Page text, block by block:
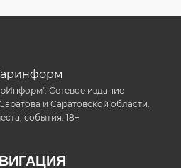
Сетевое издание
и Саратовской области.
события. 18+